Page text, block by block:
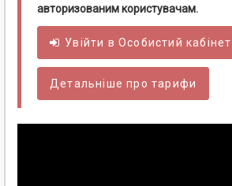
авторизованим користувачам.
Увійти вОсобистий кабінет
Детальніше про тарифи